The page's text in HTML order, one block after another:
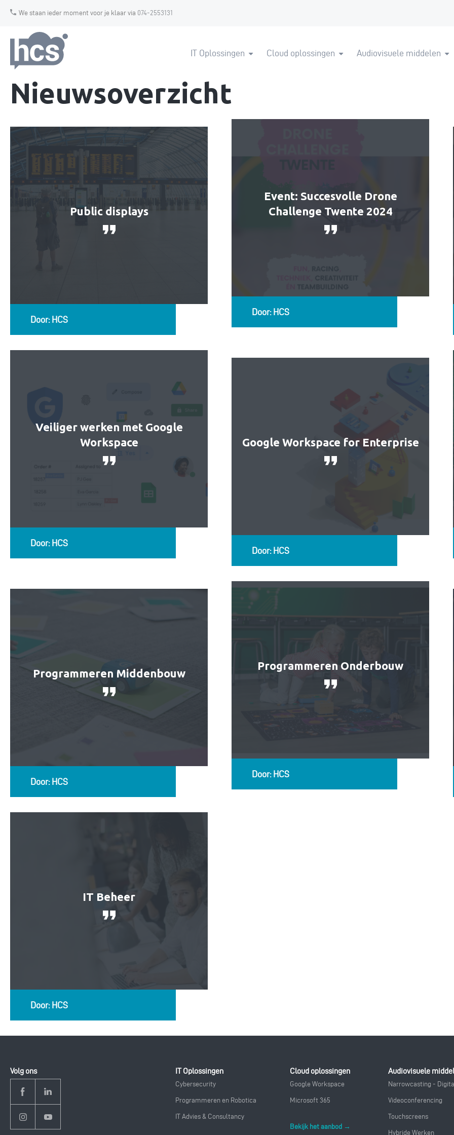
We staan ieder moment voor je klaar via 074-2553131
IT Oplossingen Cloud oplossingen Audiovisuele middelen
Nieuwsoverzicht
Public displays
Door: HCS
Event: Succesvolle Drone
Challenge Twente 2024
Door: HCS
Veiliger werken met Google
Workspace
Door: HCS
Google Workspace for Enterprise
Door: HCS
Programmeren Middenbouw
Door: HCS
Programmeren Onderbouw
Door: HCS
IT Beheer
Door: HCS
Volg ons IT Oplossingen
Cybersecurity
Programmeren en Robotica
IT Advies & Consultancy
Cloud oplossingen
Google Workspace
Microsoft 365
Bekijk het aanbod →
Audiovisuele
Narrowcasting -
Videoconferencing
Touchscreens
Hybride Werken